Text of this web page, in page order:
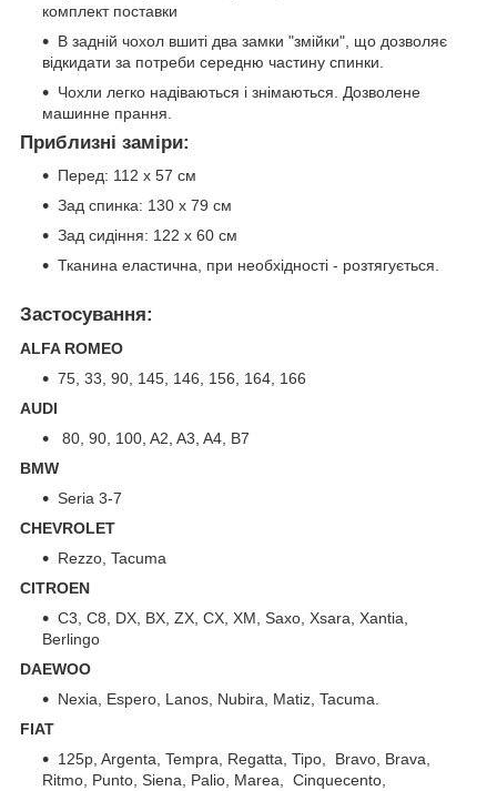
комплект поставки
В задній чохол вшиті два замки "змійки", що дозволяє
відкидати за потреби середню частину спинки.
Чохли легко надіваються і знімаються. Дозволене
машинне прання.
Приблизні заміри:
Перед: 112 х 57 см
Зад спинка: 130 х 79 см
Зад сидіння: 122 х 60 см
Тканина еластична, при необхідності - розтягується.
Застосування:
ALFA ROMEO
75, 33, 90, 145, 146, 156, 164, 166
AUDI
80, 90, 100, A2, A3, A4, B7
BMW
Seria 3-7
CHEVROLET
Rezzo, Tacuma
CITROEN
C3, C8, DX, BX, ZX, CX, XM, Saxo, Xsara, Xantia,
Berlingo
DAEWOO
Nexia, Espero, Lanos, Nubira, Matiz, Tacuma.
FIAT
125p, Argenta, Tempra, Regatta, Tipo, Bravo, Brava,
Ritmo, Punto, Siena, Palio, Marea, Cinquecento,